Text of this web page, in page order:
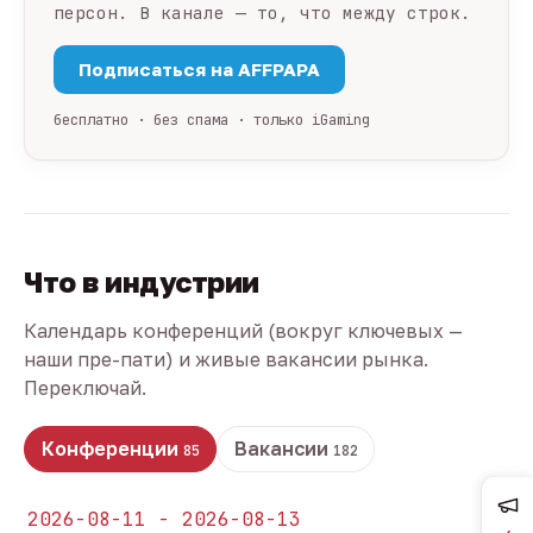
персон. В канале — то, что между строк.
Подписаться на AFFPAPA
бесплатно · без спама · только iGaming
Что в индустрии
Календарь конференций (вокруг ключевых —
наши пре-пати) и живые вакансии рынка.
Переключай.
Конференции 85 Вакансии 182
2026-08-11 - 2026-08-13